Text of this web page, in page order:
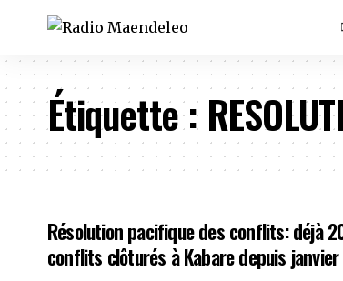
Étiquette :
Résolution pacifique des conflits: déjà
conflits clôturés à Kabare depuis